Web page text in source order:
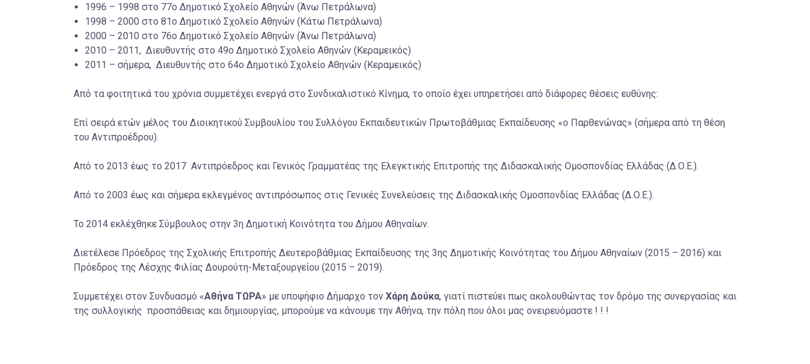
1996 – 1998 στο 77ο Δημοτικό Σχολείο Αθηνών (Άνω Πετράλωνα)
1998 – 2000 στο 81ο Δημοτικό Σχολείο Αθηνών (Κάτω Πετράλωνα)
2000 – 2010 στο 76ο Δημοτικό Σχολείο Αθηνών (Άνω Πετράλωνα)
2010 – 2011, Διευθυντής στο 49ο Δημοτικό Σχολείο Αθηνών (Κεραμεικός)
2011 – σήμερα, Διευθυντής στο 64ο Δημοτικό Σχολείο Αθηνών (Κεραμεικός)
Από τα φοιτητικά του χρόνια συμμετέχει ενεργά στο Συνδικαλιστικό Κίνημα, το οποίο έχει υπηρετήσει από διάφορες θέσεις ευθύνης:
Επί σειρά ετών μέλος του Διοικητικού Συμβουλίου του Συλλόγου Εκπαιδευτικών Πρωτοβάθμιας Εκπαίδευσης «ο Παρθενώνας» (σήμερα από τη θέση
του Αντιπροέδρου).
Από το 2013 έως το 2017 Αντιπρόεδρος και Γενικός Γραμματέας της Ελεγκτικής Επιτροπής της Διδασκαλικής Ομοσπονδίας Ελλάδας (Δ.Ο.Ε.).
Από το 2003 έως και σήμερα εκλεγμένος αντιπρόσωπος στις Γενικές Συνελεύσεις της Διδασκαλικής Ομοσπονδίας Ελλάδας (Δ.Ο.Ε.).
Το 2014 εκλέχθηκε Σύμβουλος στην 3η Δημοτική Κοινότητα του Δήμου Αθηναίων.
Διετέλεσε Πρόεδρος της Σχολικής Επιτροπής Δευτεροβάθμιας Εκπαίδευσης της 3ης Δημοτικής Κοινότητας του Δήμου Αθηναίων (2015 – 2016) και
Πρόεδρος της Λέσχης Φιλίας Δουρούτη-Μεταξουργείου (2015 – 2019).
Συμμετέχει στον Συνδυασμό «Αθήνα ΤΩΡΑ» με υποψήφιο Δήμαρχο τον Χάρη Δούκα, γιατί πιστεύει πως ακολουθώντας τον δρόμο της συνεργασίας και
της συλλογικής προσπάθειας και δημιουργίας, μπορούμε να κάνουμε την Αθήνα, την πόλη που όλοι μας ονειρευόμαστε ! ! !